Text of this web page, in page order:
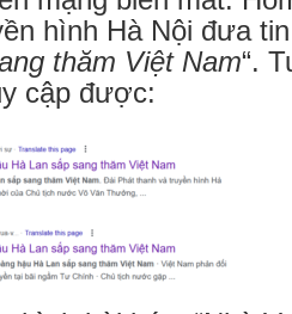
hình Hà Nội đưa
thăm Việt Nam“.
cập được: